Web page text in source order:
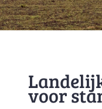
voor